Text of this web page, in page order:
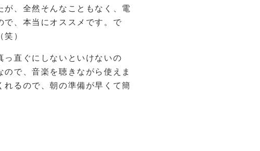
、全然そんなこともなく、電
で、本当にオススメです。で
）
っ直ぐにしないといけないの
で、音楽を聴きながら使えま
るので、朝の準備が早くて簡